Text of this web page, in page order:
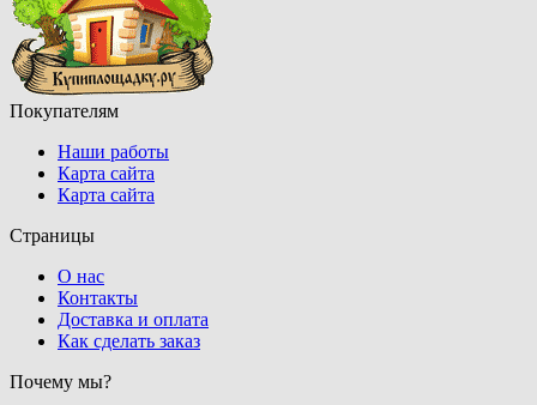
Покупателям
Наши работы
Карта сайта
Карта сайта
Страницы
О нас
Контакты
Доставка и оплата
Как сделать заказ
Почему мы?